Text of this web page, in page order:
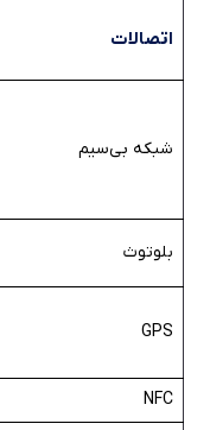
اتصالات
شبکه بی‌سیم
بلوتوث
GPS
NFC